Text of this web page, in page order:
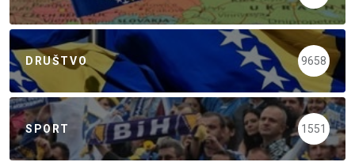
DRUŠTVO 9658
SPORT 1551